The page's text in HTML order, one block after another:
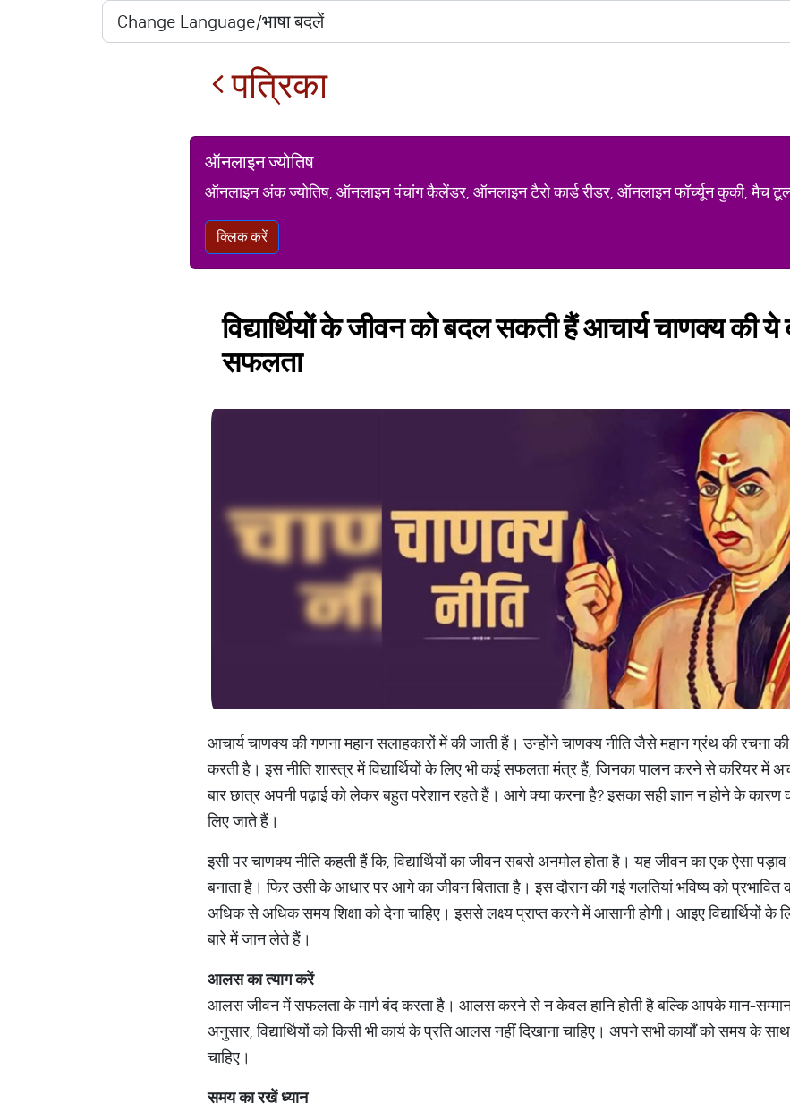
पत्रिका
ऑनलाइन ज्योतिष
ऑनलाइन अंक ज्योतिष, ऑनलाइन पंचांग कैलेंडर, ऑनलाइन टैरो कार्ड रीडर, ऑनलाइन फॉर्च्यून कुकी, मैच
क्लिक करें
विद्यार्थियों के जीवन को बदल सकती हैं आचार्य चाणक्य की ये
सफलता
आचार्य चाणक्य की गणना महान सलाहकारों में की जाती हैं। उन्होंने चाणक्य नीति जैसे महान ग्रंथ की रचना
करती है। इस नीति शास्त्र में विद्यार्थियों के लिए भी कई सफलता मंत्र हैं, जिनका पालन करने से करियर
बार छात्र अपनी पढ़ाई को लेकर बहुत परेशान रहते हैं। आगे क्या करना है? इसका सही ज्ञान न होने के कारण
लिए जाते हैं।
इसी पर चाणक्य नीति कहती हैं कि, विद्यार्थियों का जीवन सबसे अनमोल होता है। यह जीवन का एक ऐसा पड़ाव
बनाता है। फिर उसी के आधार पर आगे का जीवन बिताता है। इस दौरान की गई गलतियां भविष्य को प्रभावित
अधिक से अधिक समय शिक्षा को देना चाहिए। इससे लक्ष्य प्राप्त करने में आसानी होगी। आइए विद्यार्थियों
बारे में जान लेते हैं।
आलस का त्याग करें
आलस जीवन में सफलता के मार्ग बंद करता है। आलस करने से न केवल हानि होती है बल्कि आपके मान-
अनुसार, विद्यार्थियों को किसी भी कार्य के प्रति आलस नहीं दिखाना चाहिए। अपने सभी कार्यों को समय के
चाहिए।
समय का रखें ध्यान